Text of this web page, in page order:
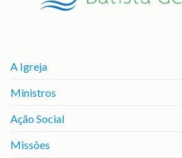
A Igreja
Ministros
Ação Social
Missões